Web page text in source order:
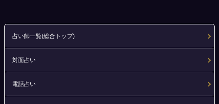
占い師一覧(総合トップ)
対面占い
電話占い